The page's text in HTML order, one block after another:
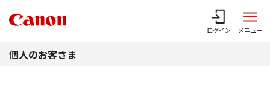
ログイン メニュー
個人のお客さま